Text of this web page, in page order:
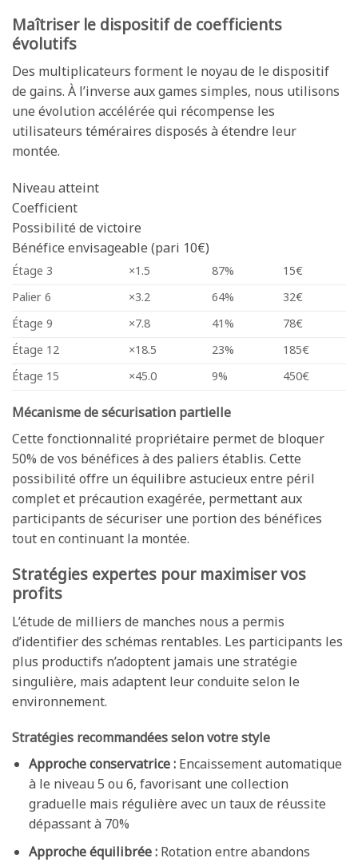
Maîtriser le dispositif de coefficients
évolutifs
Des multiplicateurs forment le noyau de le dispositif
de gains. À l’inverse aux games simples, nous utilisons
une évolution accélérée qui récompense les
utilisateurs téméraires disposés à étendre leur
montée.
Niveau atteint
Coefficient
Possibilité de victoire
Bénéfice envisageable (pari 10€)
Étage 3 ×1.5 87%
15€
Palier 6
×3.2 64%
32€
Étage 9
×7.8 41%
78€
Étage 12
×18.5 23%
185€
Étage 15
×45.0 9% 450€
Mécanisme de sécurisation partielle
Cette fonctionnalité propriétaire permet de bloquer
50% de vos bénéfices à des paliers établis. Cette
possibilité offre un équilibre astucieux entre péril
complet et précaution exagérée, permettant aux
participants de sécuriser une portion des bénéfices
tout en continuant la montée.
Stratégies expertes pour maximiser vos
profits
L’étude de milliers de manches nous a permis
d’identifier des schémas rentables. Les participants les
plus productifs n’adoptent jamais une stratégie
singulière, mais adaptent leur conduite selon le
environnement.
Stratégies recommandées selon votre style
Approche conservatrice :Encaissement automatique
à le niveau 5 ou 6, favorisant une collection
graduelle mais régulière avec un taux de réussite
dépassant à 70%
Approche équilibrée :Rotation entre abandons